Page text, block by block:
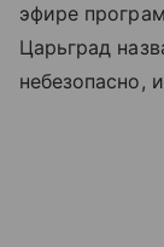
эфире
Царьград
небезопасно,